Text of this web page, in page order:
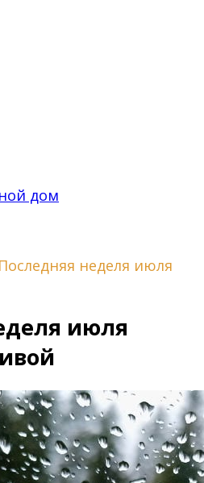
дом
Последняя неделя июля
июля